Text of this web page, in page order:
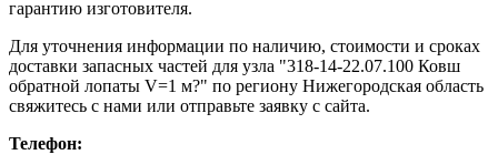
гарантию изготовителя.
Для уточнения информации по наличию, стоимости и сроках
доставки запасных частей для узла "318-14-22.07.100 Ковш
обратной лопаты V=1 м?" по региону Нижегородская область
свяжитесь с нами или отправьте заявку с сайта.
Телефон: